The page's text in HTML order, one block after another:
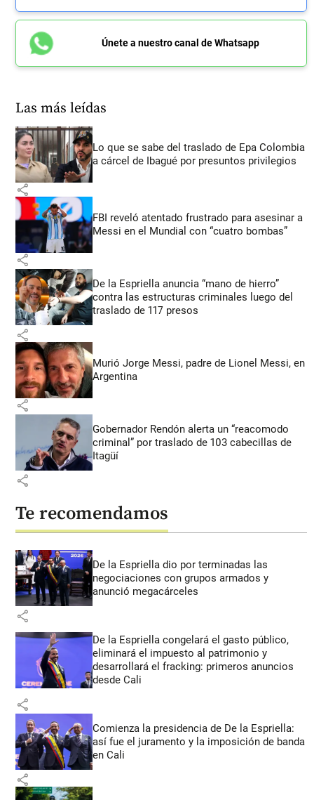
Únete a nuestro canal de Whatsapp
Las más leídas
Lo que se sabe del traslado de Epa Colombia
a cárcel de Ibagué por presuntos privilegios
share
FBI reveló atentado frustrado para asesinar a
Messi en el Mundial con “cuatro bombas”
share
De la Espriella anuncia “mano de hierro”
contra las estructuras criminales luego del
traslado de 117 presos
share
Murió Jorge Messi, padre de Lionel Messi, en
Argentina
share
Gobernador Rendón alerta un “reacomodo
criminal” por traslado de 103 cabecillas de
Itagüí
share
Te recomendamos
De la Espriella dio por terminadas las
negociaciones con grupos armados y
anunció megacárceles
share
De la Espriella congelará el gasto público,
eliminará el impuesto al patrimonio y
desarrollará el fracking: primeros anuncios
desde Cali
share
Comienza la presidencia de De la Espriella:
así fue el juramento y la imposición de banda
en Cali
share